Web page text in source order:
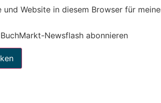
und Website in diesem Browser für
Newsflash abonnieren